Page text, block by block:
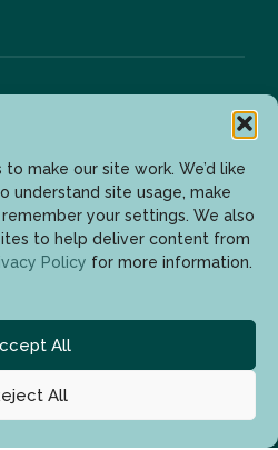
make our site work. We’d like
understand site usage, make
your settings. We also
to help deliver content from
Policy for more information.
All
All
ein, um die neuesten